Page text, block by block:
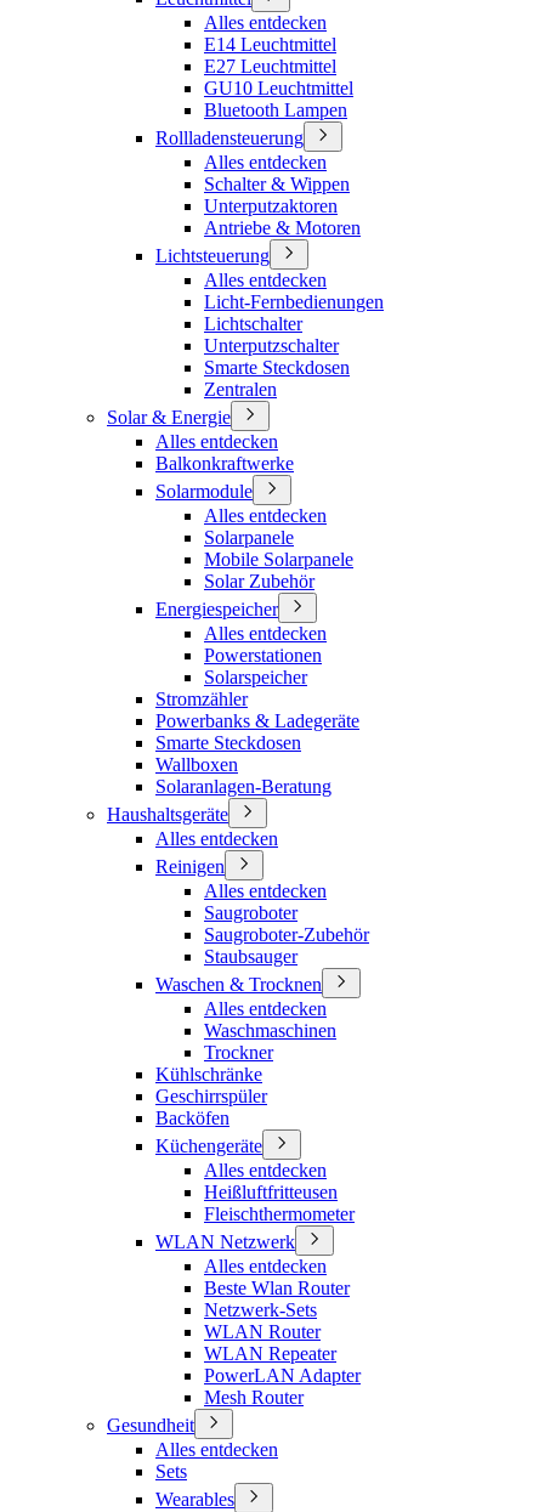
Alles entdecken
E14 Leuchtmittel
E27 Leuchtmittel
GU10 Leuchtmittel
Bluetooth Lampen
Rollladensteuerung
Alles entdecken
Schalter & Wippen
Unterputzaktoren
Antriebe & Motoren
Lichtsteuerung
Alles entdecken
Licht-Fernbedienungen
Lichtschalter
Unterputzschalter
Smarte Steckdosen
Zentralen
Solar & Energie
Alles entdecken
Balkonkraftwerke
Solarmodule
Alles entdecken
Solarpanele
Mobile Solarpanele
Solar Zubehör
Energiespeicher
Alles entdecken
Powerstationen
Solarspeicher
Stromzähler
Powerbanks & Ladegeräte
Smarte Steckdosen
Wallboxen
Solaranlagen-Beratung
Haushaltsgeräte
Alles entdecken
Reinigen
Alles entdecken
Saugroboter
Saugroboter-Zubehör
Staubsauger
Waschen & Trocknen
Alles entdecken
Waschmaschinen
Trockner
Kühlschränke
Geschirrspüler
Backöfen
Küchengeräte
Alles entdecken
Heißluftfritteusen
Fleischthermometer
WLAN Netzwerk
Alles entdecken
Beste Wlan Router
Netzwerk-Sets
WLAN Router
WLAN Repeater
PowerLAN Adapter
Mesh Router
Gesundheit
Alles entdecken
Sets
Wearables